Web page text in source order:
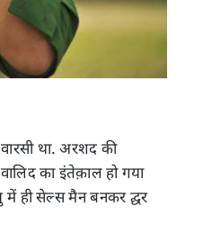
था. अरशद की
का इंतेक़ाल हो गया
ही सेल्स मैन बनकर द्घर